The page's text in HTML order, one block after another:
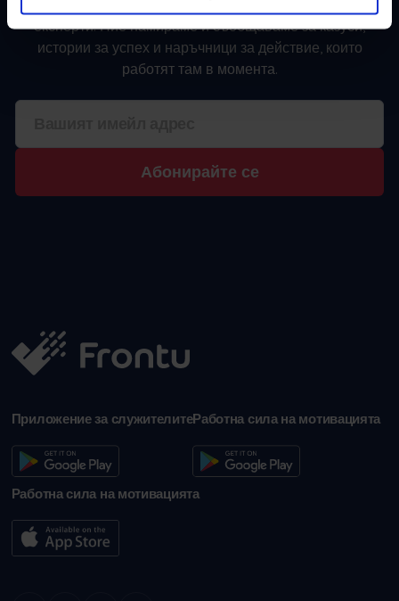
Абонирайте се за нашия месечен бюлетин, воден от
експерти. Ние намираме и съобщаваме за казуси,
истории за успех и наръчници за действие, които
работят там в момента.
Абонирайте се
Приложение за служителитеРаботна сила на мотивацията
Работна сила на мотивацията